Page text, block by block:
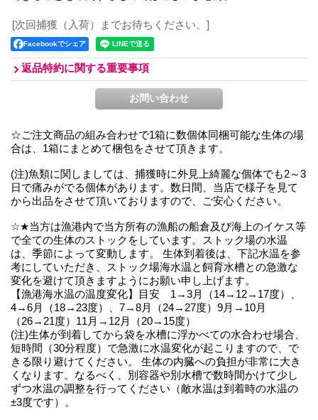
[次回捕獲（入荷）までお待ちください。]
Facebookでシェア
返品特約に関する重要事項
☆ご注文商品の組み合わせで1箱に数個体同梱可能な生体の場
合は、1箱にまとめて梱包をさせて頂きます。
(注)魚類に関しましては、捕獲時に外見上綺麗な個体でも2～3
日で痛みがでる個体があります。数日間、当店で様子を見て
から出品をさせて頂いておりますので、ご安心ください。
☆★当方は漁港内で当方所有の漁船の船倉及び海上のイケス等
で全ての生体のストックをしています。ストック場の水温
は、季節によって変動します。 生体到着後は、下記水温を参
考にしていただき、ストック場海水温と飼育水槽との急激な
変化を避けて頂きますようにお願い申し上げます。
【漁港海水温の温度変化】目安 1→3月（14→12→17度）、
4→6月（18→23度）、7→8月（24→27度）9月→10月
（26→21度）11月→12月（20→15度）
(注)生体が到着してから袋を水槽に浮かべての水合わせ場合、
短時間（30分程度）で急激に水温変化が起こりますので、で
きる限り避けてください。 生体の内臓への負担が非常に大き
くなります。なるべく、別容器や別水槽で数時間かけて少し
ずつ水温の調整を行ってください（敵水温は到着時の水温の
±3度です）。